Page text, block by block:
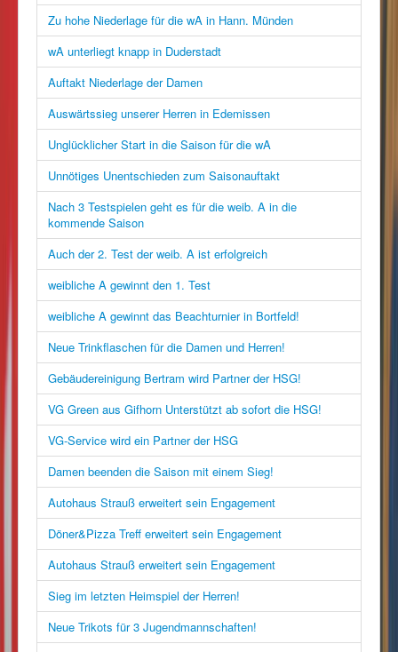
Zu hohe Niederlage für die wA in Hann. Münden
wA unterliegt knapp in Duderstadt
Auftakt Niederlage der Damen
Auswärtssieg unserer Herren in Edemissen
Unglücklicher Start in die Saison für die wA
Unnötiges Unentschieden zum Saisonauftakt
Nach 3 Testspielen geht es für die weib. A in die
kommende Saison
Auch der 2. Test der weib. A ist erfolgreich
weibliche A gewinnt den 1. Test
weibliche A gewinnt das Beachturnier in Bortfeld!
Neue Trinkflaschen für die Damen und Herren!
Gebäudereinigung Bertram wird Partner der HSG!
VG Green aus Gifhorn Unterstützt ab sofort die HSG!
VG-Service wird ein Partner der HSG
Damen beenden die Saison mit einem Sieg!
Autohaus Strauß erweitert sein Engagement
Döner&Pizza Treff erweitert sein Engagement
Autohaus Strauß erweitert sein Engagement
Sieg im letzten Heimspiel der Herren!
Neue Trikots für 3 Jugendmannschaften!